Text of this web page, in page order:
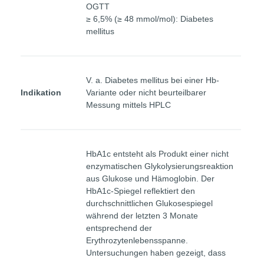
OGTT
≥ 6,5% (≥ 48 mmol/mol): Diabetes
mellitus
Indikation
V. a. Diabetes mellitus bei einer Hb-
Variante oder nicht beurteilbarer
Messung mittels HPLC
HbA1c entsteht als Produkt einer nicht
enzymatischen Glykolysierungsreaktion
aus Glukose und Hämoglobin. Der
HbA1c-Spiegel reflektiert den
durchschnittlichen Glukosespiegel
während der letzten 3 Monate
entsprechend der
Erythrozytenlebensspanne.
Untersuchungen haben gezeigt, dass